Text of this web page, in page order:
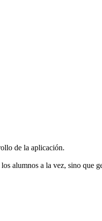
de la aplicación.
alumnos a la vez, sino